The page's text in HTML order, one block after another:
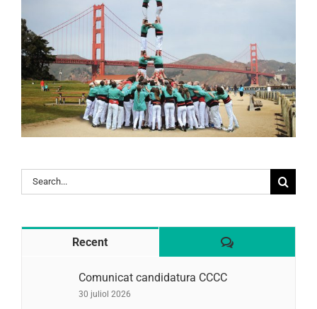
Search
for:
Recent Comentaris
Comunicat candidatura CCCC
30 juliol 2026